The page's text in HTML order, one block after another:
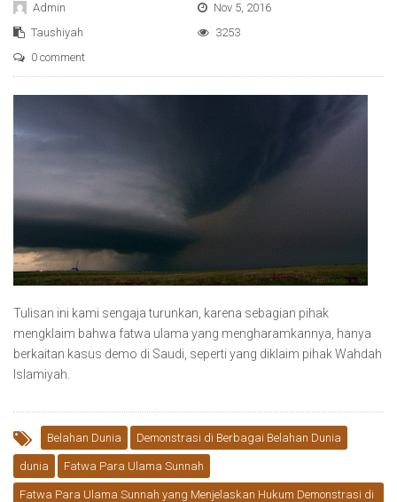
Admin
Nov 5, 2016
Taushiyah
3253
0 comment
Tulisan ini kami sengaja turunkan, karena sebagian pihak
mengklaim bahwa fatwa ulama yang mengharamkannya, hanya
berkaitan kasus demo di Saudi, seperti yang diklaim pihak Wahdah
Islamiyah.
Belahan Dunia Demonstrasi di Berbagai Belahan Dunia
dunia Fatwa Para Ulama Sunnah
Fatwa Para Ulama Sunnah yang Menjelaskan Hukum Demonstrasi di